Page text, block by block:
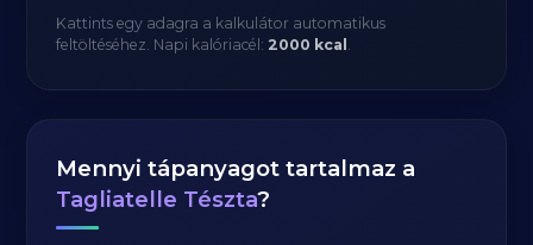
Kattints egy adagra a kalkulátor automatikus
feltöltéséhez. Napi kalóriacél:2000 kcal .
Mennyi tápanyagot tartalmaz a
Tagliatelle Tészta?